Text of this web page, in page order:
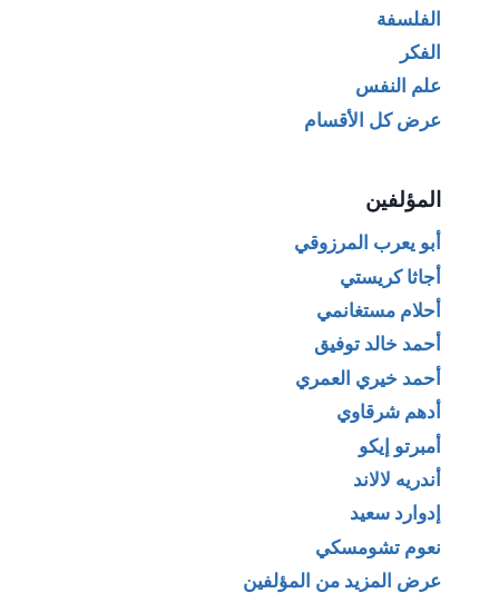
الفلسفة
الفكر
علم النفس
عرض كل الأقسام
المؤلفين
أبو يعرب المرزوقي
أجاثا كريستي
أحلام مستغانمي
أحمد خالد توفيق
أحمد خيري العمري
أدهم شرقاوي
أمبرتو إيكو
أندريه لالاند
إدوارد سعيد
نعوم تشومسكي
عرض المزيد من المؤلفين